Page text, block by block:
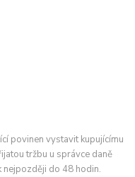
povinen vystavit kupujícímu
tržbu u správce daně
nejpozději do 48 hodin.